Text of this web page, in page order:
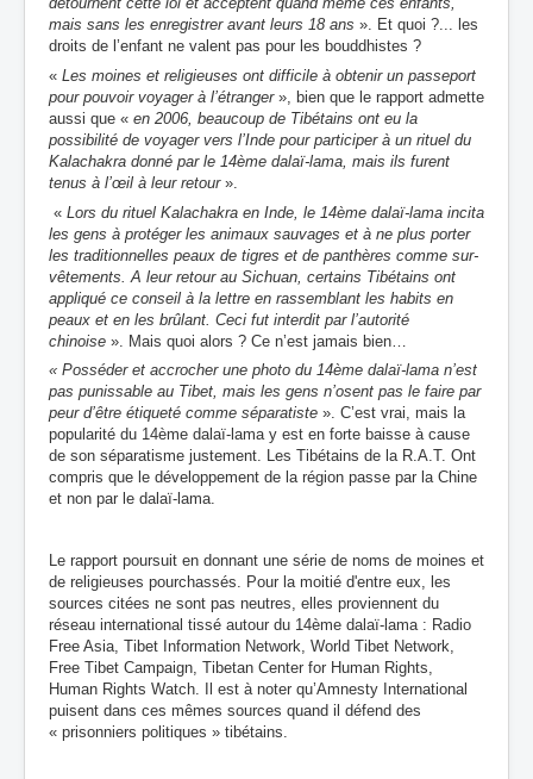
mais sans les enregistrer avant leurs 18 ans ». Et quoi ?... les
droits de l’enfant ne valent pas pour les bouddhistes ?
« Les moines et religieuses ont difficile à obtenir un passeport
pour pouvoir voyager à l’étranger», bien que le rapport admette
aussi que « en 2006, beaucoup de Tibétains ont eu la
possibilité de voyager vers l’Inde pour participer à un rituel du
Kalachakra donné par le 14ème dalaï-lama, mais ils furent
tenus à l’œil à leur retour».
« Lors du rituel Kalachakra en Inde, le 14ème dalaï-lama incita
les gens à protéger les animaux sauvages et à ne plus porter
les traditionnelles peaux de tigres et de panthères comme sur-
vêtements. A leur retour au Sichuan, certains Tibétains ont
appliqué ce conseil à la lettre en rassemblant les habits en
peaux et en les brûlant. Ceci fut interdit par l’autorité
chinoise ». Mais quoi alors ? Ce n’est jamais bien…
« Posséder et accrocher une photo du 14ème dalaï-lama n’est
pas punissable au Tibet, mais les gens n’osent pas le faire par
peur d’être étiqueté comme séparatiste ». C’est vrai, mais la
popularité du 14ème dalaï-lama y est en forte baisse à cause
de son séparatisme justement. Les Tibétains de la R.A.T. Ont
compris que le développement de la région passe par la Chine
et non par le dalaï-lama.
Le rapport poursuit en donnant une série de noms de moines et
de religieuses pourchassés. Pour la moitié d'entre eux, les
sources citées ne sont pas neutres, elles proviennent du
réseau international tissé autour du 14ème dalaï-lama : Radio
Free Asia, Tibet Information Network, World Tibet Network,
Free Tibet Campaign, Tibetan Center for Human Rights,
Human Rights Watch. Il est à noter qu’Amnesty International
puisent dans ces mêmes sources quand il défend des
« prisonniers politiques » tibétains.